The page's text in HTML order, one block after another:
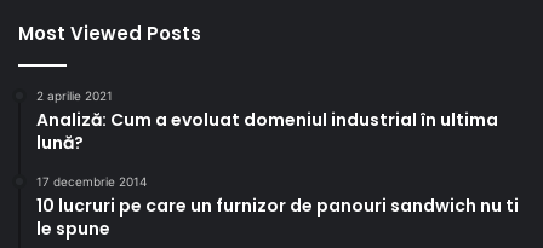
Most Viewed Posts
2 aprilie 2021
Analiză: Cum a evoluat domeniul industrial în ultima
lună?
17 decembrie 2014
10 lucruri pe care un furnizor de panouri sandwich nu ti
le spune